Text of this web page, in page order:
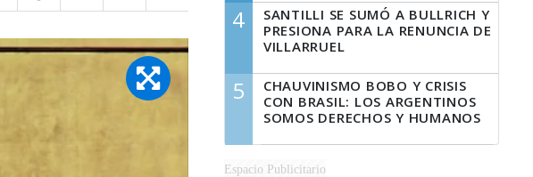
4
SANTILLI SE SUMÓ A BULLRICH Y
PRESIONA PARA LA RENUNCIA DE
VILLARRUEL
5
CHAUVINISMO BOBO Y CRISIS
CON BRASIL: LOS ARGENTINOS
SOMOS DERECHOS Y HUMANOS
Espacio Publicitario